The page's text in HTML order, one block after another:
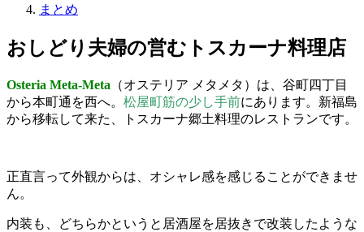
まとめ
おしどり夫婦の営むトスカーナ料理店
Osteria Meta-Meta （オステリア メタメタ）は、谷町四丁目
から本町通を西へ。 松屋町筋の少し手前にあります。新福島
から移転して来た、トスカーナ郷土料理のレストランです。
正直言って外観からは、オシャレ感を感じることができませ
ん。
内装も、どちらかというと居酒屋を居抜きで改装したような